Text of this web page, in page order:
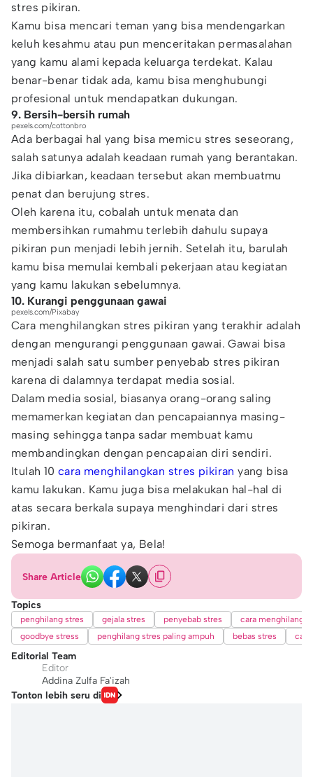
stres pikiran.
Kamu bisa mencari teman yang bisa mendengarkan
keluh kesahmu atau pun menceritakan permasalahan
yang kamu alami kepada keluarga terdekat. Kalau
benar-benar tidak ada, kamu bisa menghubungi
profesional untuk mendapatkan dukungan.
9. Bersih-bersih rumah
pexels.com/cottonbro
Ada berbagai hal yang bisa memicu stres seseorang,
salah satunya adalah keadaan rumah yang berantakan.
Jika dibiarkan, keadaan tersebut akan membuatmu
penat dan berujung stres.
Oleh karena itu, cobalah untuk menata dan
membersihkan rumahmu terlebih dahulu supaya
pikiran pun menjadi lebih jernih. Setelah itu, barulah
kamu bisa memulai kembali pekerjaan atau kegiatan
yang kamu lakukan sebelumnya.
10. Kurangi penggunaan gawai
pexels.com/Pixabay
Cara menghilangkan stres pikiran yang terakhir adalah
dengan mengurangi penggunaan gawai. Gawai bisa
menjadi salah satu sumber penyebab stres pikiran
karena di dalamnya terdapat media sosial.
Dalam media sosial, biasanya orang-orang saling
memamerkan kegiatan dan pencapaiannya masing-
masing sehingga tanpa sadar membuat kamu
membandingkan dengan pencapaian diri sendiri.
Itulah 10cara menghilangkan stres pikiran yang bisa
kamu lakukan. Kamu juga bisa melakukan hal-hal di
atas secara berkala supaya menghindari dari stres
pikiran.
Semoga bermanfaat ya, Bela!
Share Article
Topics
penghilang stres gejala stres penyebab stres
cara
goodbye stress
penghilang stres paling ampuh bebas stres cara
Editorial Team
Editor
Addina Zulfa Fa'izah
Tonton lebih seru di